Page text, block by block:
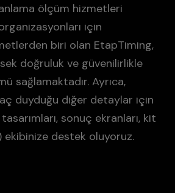
ölçüm hizmetleri
için
biri olan EtapTiming,
doğruluk ve güvenilirlikle
sağlamaktadır. Ayrıca,
duyduğu diğer detaylar için
sonuç ekranları, kit
ekibinize destek oluyoruz.